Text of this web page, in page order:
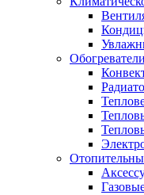
Обогреватели